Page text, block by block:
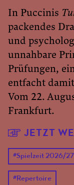
In Puccinis
packendes
und
unnahbare
Prüfungen,
entfacht
Vom 22.
Frankfurt.
JETZT
#Spielzeit 2026/27
# Repertoire